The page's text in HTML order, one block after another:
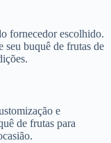
fornecedor escolhido.
seu buquê de frutas de
e
de frutas para